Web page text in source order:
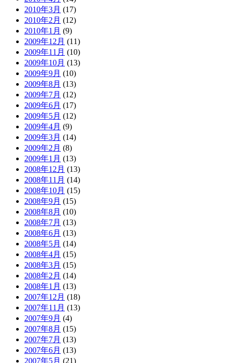
2010年3月 (17)
2010年2月 (12)
2010年1月 (9)
2009年12月 (11)
2009年11月 (10)
2009年10月 (13)
2009年9月 (10)
2009年8月 (13)
2009年7月 (12)
2009年6月 (17)
2009年5月 (12)
2009年4月 (9)
2009年3月 (14)
2009年2月 (8)
2009年1月 (13)
2008年12月 (13)
2008年11月 (14)
2008年10月 (15)
2008年9月 (15)
2008年8月 (10)
2008年7月 (13)
2008年6月 (13)
2008年5月 (14)
2008年4月 (15)
2008年3月 (15)
2008年2月 (14)
2008年1月 (13)
2007年12月 (18)
2007年11月 (13)
2007年9月 (4)
2007年8月 (15)
2007年7月 (13)
2007年6月 (13)
2007年5月 (21)